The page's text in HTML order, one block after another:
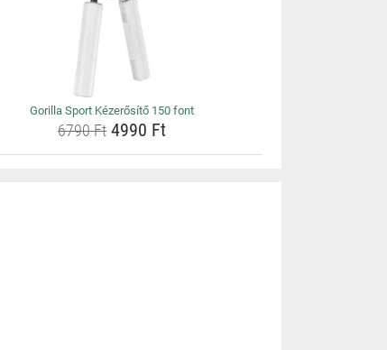
Gorilla Sport Kézerősítő 150 font
6790 Ft 4990 Ft